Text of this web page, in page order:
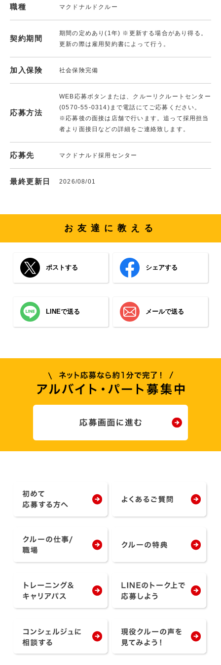
職種 マクドナルドクルー
契約期間
期間の定めあり(1年) ※更新する場合があり得る。
更新の際は雇用契約書によって行う。
加入保険 社会保険完備
応募方法
WEB応募ボタンまたは、クルーリクルートセンター
(0570-55-0314)まで電話にてご応募ください。
※応募後の面接は店舗で行います。追って採用担当
者より面接日などの詳細をご連絡致します。
応募先 マクドナルド採用センター
最終更新日 2026/08/01
お友達に教える
ポストする シェアする
LINEで送る メールで送る